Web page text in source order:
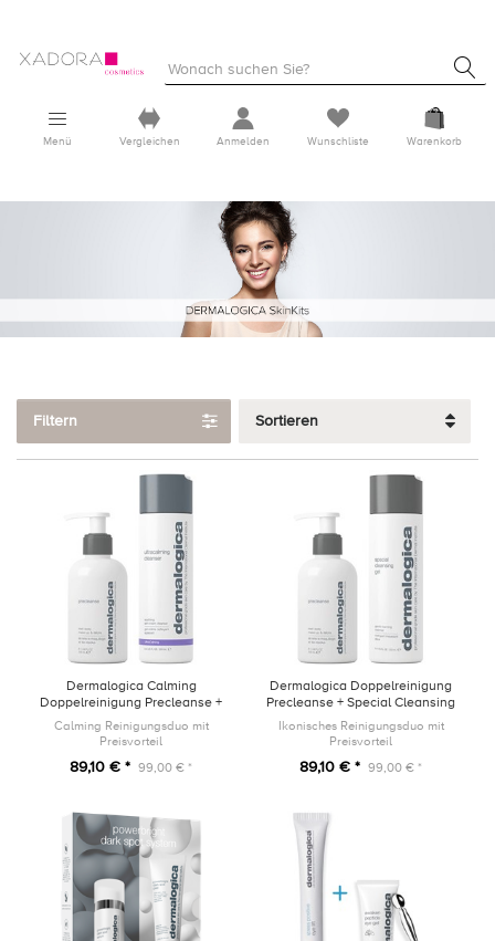
Menü Vergleichen Anmelden Wunschliste Warenkorb
Filtern Sortieren
Dermalogica Calming
Doppelreinigung Precleanse +
UltraCalming Cleanser
Calming Reinigungsduo mit
Preisvorteil
89,10 € * 99,00 € *
Dermalogica Doppelreinigung
Precleanse + Special Cleansing
Gel
Ikonisches Reinigungsduo mit
Preisvorteil
89,10 € * 99,00 € *